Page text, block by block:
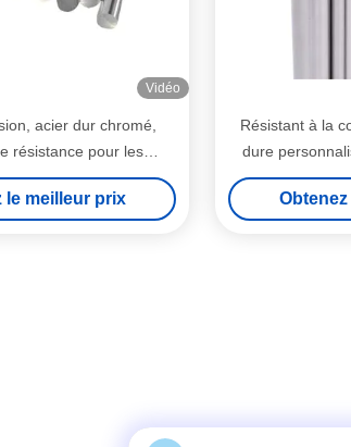
Vidéo
acier dur chromé,
résistance pour les
industrielles
le meilleur prix
Résistant à la
dure